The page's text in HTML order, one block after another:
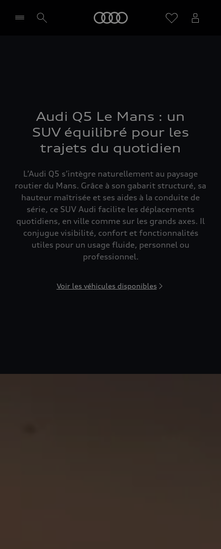
Audi Q5 Le Mans : un
SUV équilibré pour les
trajets du quotidien
L’Audi Q5 s’intègre naturellement au paysage
routier du Mans. Grâce à son gabarit structuré, sa
hauteur maîtrisée et ses aides à la conduite de
série, ce SUV Audi facilite les déplacements
quotidiens, en ville comme sur les grands axes. Il
conjugue visibilité, confort et fonctionnalités
utiles pour un usage fluide, personnel ou
professionnel.
Voir les véhicules disponibles